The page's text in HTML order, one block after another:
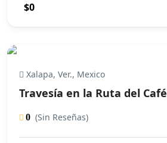
$0
Xalapa, Ver., Mexico
Travesía en la Ruta del Café
0 (Sin Reseñas)